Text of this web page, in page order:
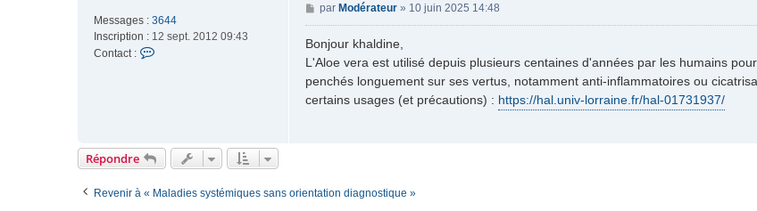
a
l
Messages : 3644
Inscription : 12 sept. 2012 09:43
Contact :
t
M
M
e
s
s
g
e
par Modérateur» 10 juin 2025 14:48
Bonjour khaldine,
L'Aloe vera est utilisé depuis plusieurs centaines d'années par les humains
penchés longuement sur ses vertus, notamment anti-inflammatoires ou
certains usages (et précautions) : https://hal.univ-lorraine.fr/hal-01731937/
Répondre
Revenir à « Maladies systémiques sans orientation diagnostique »